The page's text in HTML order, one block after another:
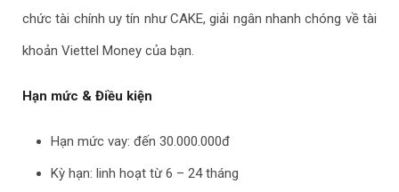
chức tài chính uy tín như CAKE, giải ngân nhanh chóng về tài
khoản Viettel Money của bạn.
Hạn mức & Điều kiện
Hạn mức vay: đến 30.000.000đ
Kỳ hạn: linh hoạt từ 6 – 24 tháng